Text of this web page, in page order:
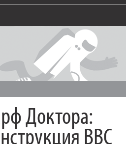
Доктора:
BBC